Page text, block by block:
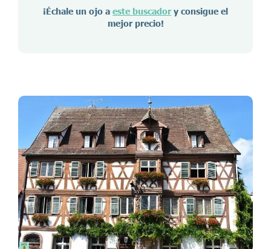
¡Échale un ojo a este buscador y consigue el
mejor precio!